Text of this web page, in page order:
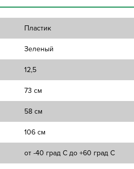
Пластик
Зеленый
12,5
73 см
58 см
106 см
от -40 град С до +60 град С